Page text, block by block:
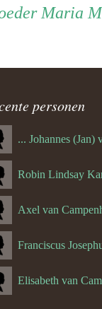
Moeder
Maria
personen